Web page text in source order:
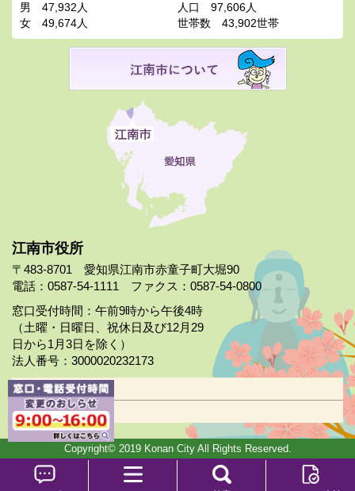
江南市役所
〒483-8701 愛知県江南市赤童子町大堀90
電話：0587-54-1111 ファクス：0587-54-0800
窓口受付時間：午前9時から午後4時
（土曜・日曜日、祝休日及び12月29
日から1月3日を除く）
法人番号：3000020232173
市役所案内
日曜市役所
男
47,932人
女
49,674人
人口
97,606人
世帯数
43,902世帯
Copyright© 2019 Konan City All Rights Reserved.